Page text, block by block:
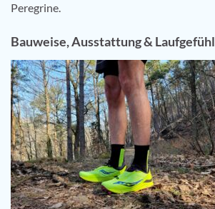
Peregrine.
Bauweise, Ausstattung & Laufgefühl